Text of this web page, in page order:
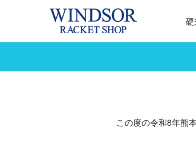
硬
この度の令和8年熊